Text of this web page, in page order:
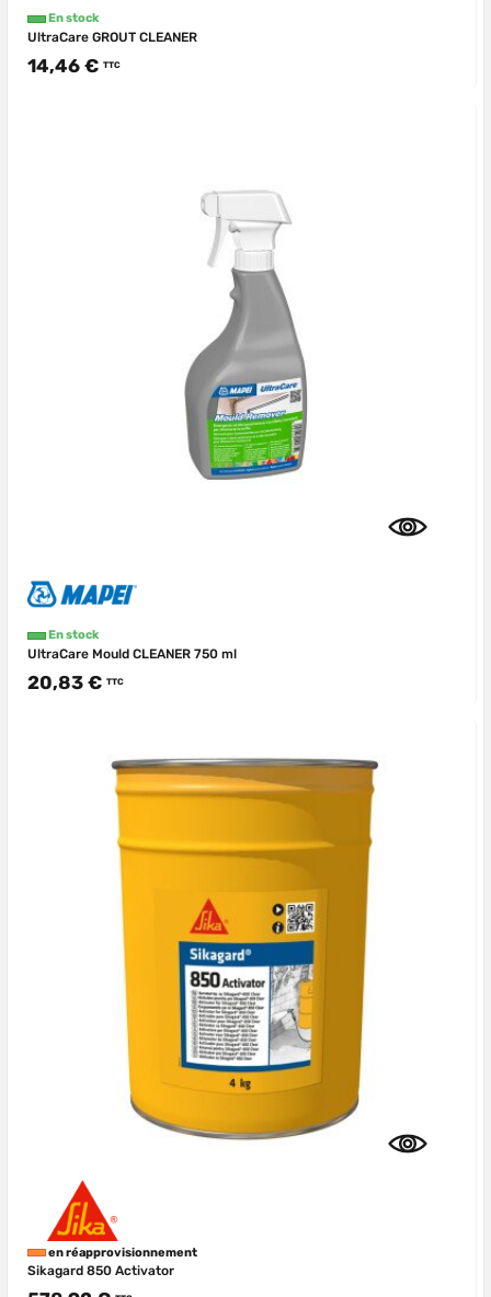
En stock
UltraCare GROUT CLEANER
14,46 € TTC
En stock
UltraCare Mould CLEANER 750 ml
20,83 € TTC
en réapprovisionnement
Sikagard 850 Activator